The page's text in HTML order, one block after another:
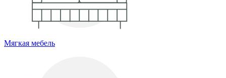
Мягкая мебель